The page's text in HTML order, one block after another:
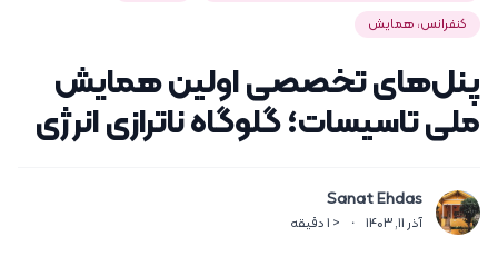
کنفرانس، همایش
پنل‌های تخصصی اولین همایش
ملی تاسیسات؛ گلوگاه ناترازی انرژی
Sanat Ehdas
آذر 11, 1403 ·
< 1 دقیقه